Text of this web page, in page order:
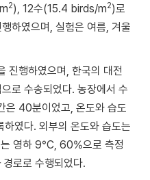
2), 12수(15.4 birds/m2)로
하였으며, 실험은 여름, 겨울
진행하였으며, 한국의 대전
로 수송되었다. 농장에서 수
은 40분이었고, 온도와 습도
였다. 외부의 온도와 습도는
영하 9°C, 60%으로 측정
로로 수행되었다.